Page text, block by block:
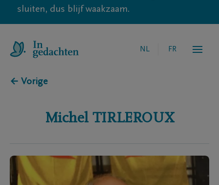
sluiten, dus blijf waakzaam.
NL FR
← Vorige
Michel TIRLEROUX